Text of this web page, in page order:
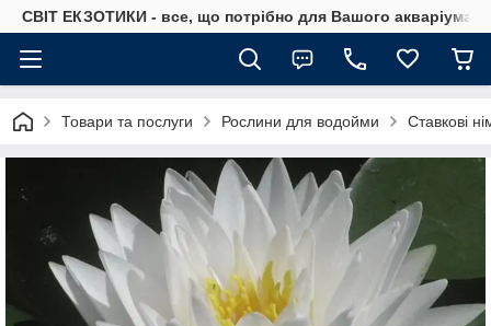
СВІТ ЕКЗОТИКИ - все, що потрібно для Вашого акваріума
Товари та послуги Рослини для водойми Ставкові